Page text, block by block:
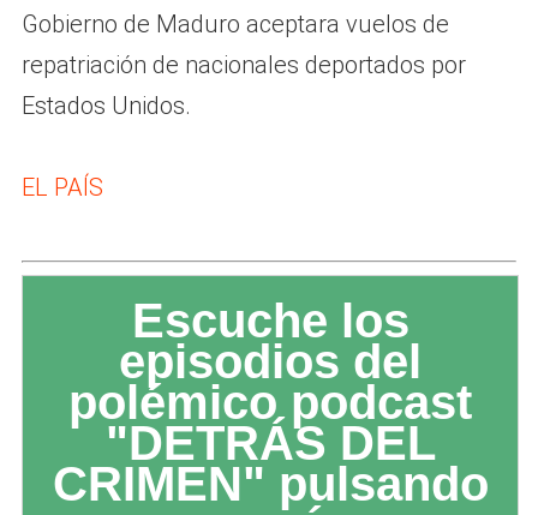
Gobierno de Maduro aceptara vuelos de
repatriación de nacionales deportados por
Estados Unidos.
EL PAÍS
Escuche los
episodios del
polémico podcast
"DETRÁS DEL
CRIMEN" pulsando